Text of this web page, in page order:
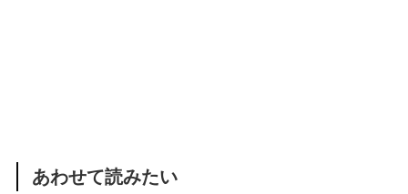
あわせて読みたい